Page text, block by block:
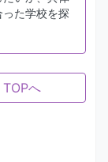
た学校を探
へ